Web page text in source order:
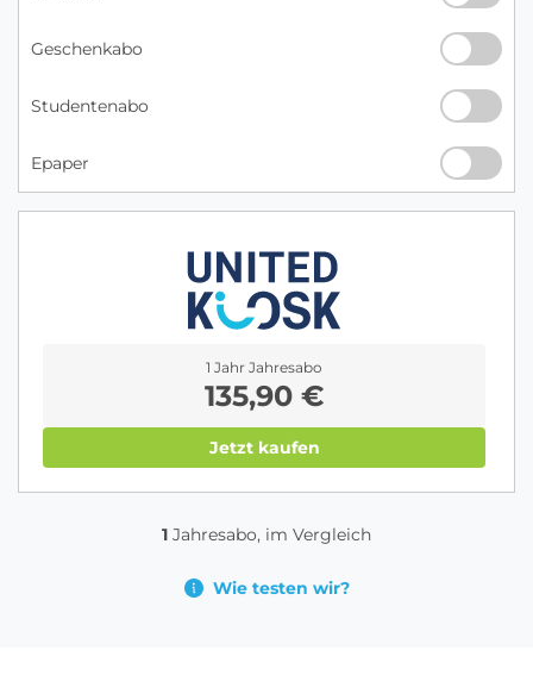
Geschenkabo
Studentenabo
Epaper
1 Jahr Jahresabo
135,90 €
Jetzt kaufen
1 Jahresabo, im Vergleich
Wie testen wir?